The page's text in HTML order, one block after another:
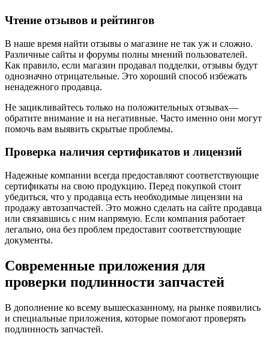
Чтение отзывов и рейтингов
В наше время найти отзывы о магазине не так уж и сложно.
Различные сайты и форумы полны мнений пользователей.
Как правило, если магазин продавал подделки, отзывы будут
однозначно отрицательные. Это хороший способ избежать
ненадежного продавца.
Не зацикливайтесь только на положительных отзывах—
обратите внимание и на негативные. Часто именно они могут
помочь вам выявить скрытые проблемы.
Проверка наличия сертификатов и лицензий
Надежные компании всегда предоставляют соответствующие
сертификаты на свою продукцию. Перед покупкой стоит
убедиться, что у продавца есть необходимые лицензии на
продажу автозапчастей. Это можно сделать на сайте продавца
или связавшись с ним напрямую. Если компания работает
легально, она без проблем предоставит соответствующие
документы.
Современные приложения для
проверки подлинности запчастей
В дополнение ко всему вышесказанному, на рынке появились
и специальные приложения, которые помогают проверять
подлинность запчастей.